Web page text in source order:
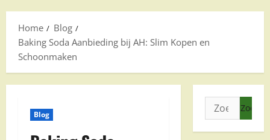
Home
Blog
Baking Soda Aanbieding bij AH: Slim Kopen en
Schoonmaken
Blog
Zoeken
naar: